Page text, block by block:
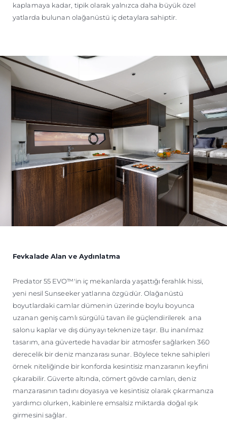
kaplamaya kadar, tipik olarak yalnızca daha büyük özel
yatlarda bulunan olağanüstü iç detaylara sahiptir.
Fevkalade Alan ve Aydınlatma
Predator 55 EVO™'in iç mekanlarda yaşattığı ferahlık hissi,
yeni nesil Sunseeker yatlarına özgüdür. Olağanüstü
boyutlardaki camlar dümenin üzerinde boylu boyunca
uzanan geniş camlı sürgülü tavan ile güçlendirilerek ana
salonu kaplar ve dış dünyayı teknenize taşır. Bu inanılmaz
tasarım, ana güvertede havadar bir atmosfer sağlarken 360
derecelik bir deniz manzarası sunar. Böylece tekne sahipleri
örnek niteliğinde bir konforda kesintisiz manzaranın keyfini
çıkarabilir. Güverte altında, cömert gövde camları, deniz
manzarasının tadını doyasıya ve kesintisiz olarak çıkarmanıza
yardımcı olurken, kabinlere emsalsiz miktarda doğal ışık
girmesini sağlar.